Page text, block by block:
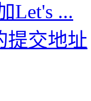
Let's ...
提交地址